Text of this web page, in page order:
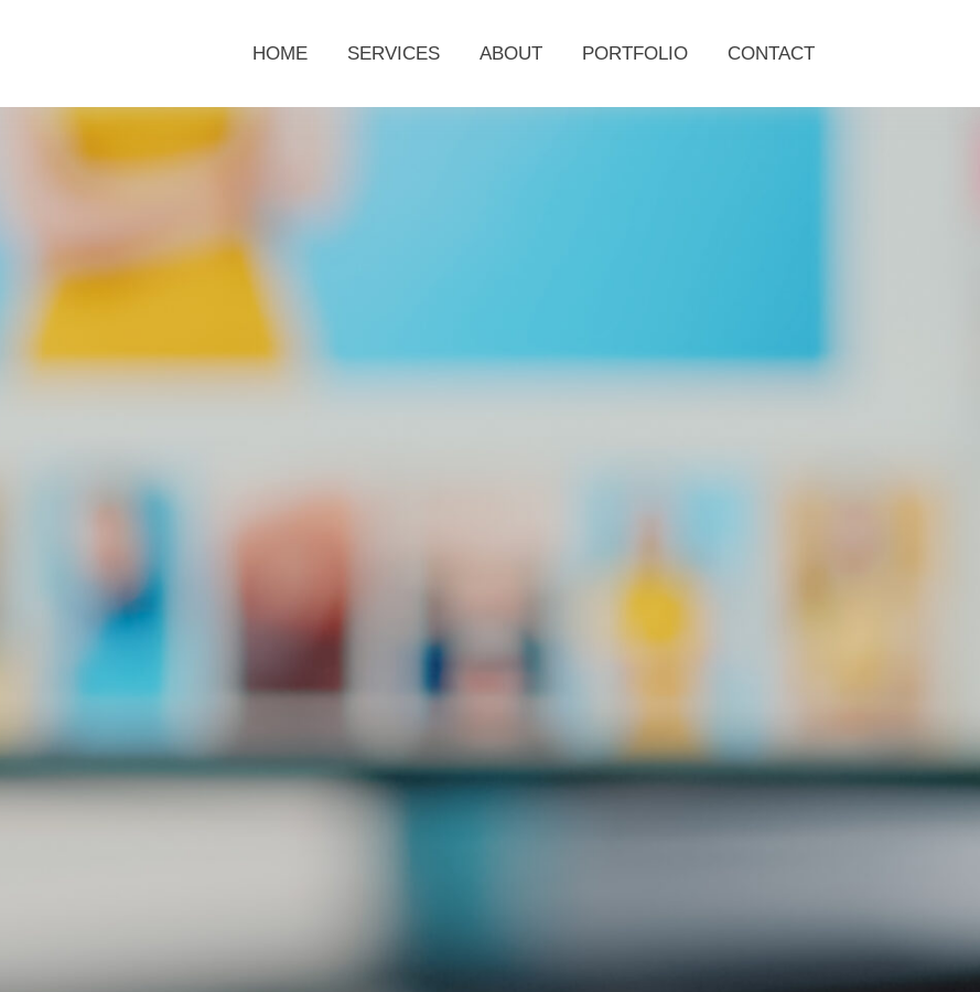
HOME SERVICES ABOUT PORTFOLIO CONTACT